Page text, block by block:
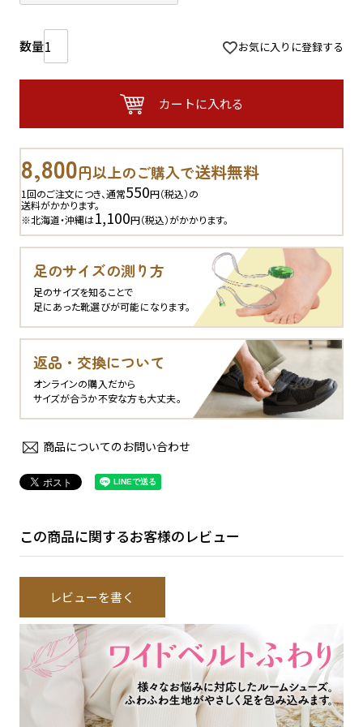
お気に入りに登録する
カートに入れる
8,800円以上のご購入で送料無料
1回のご注文につき、通常550円（税込）の
送料がかかります。
※北海道・沖縄は1,100円（税込）がかかります。
足のサイズの測り方
足のサイズを知ることで
足にあった靴選びが可能になります。
返品・交換について
オンラインの購入だから
サイズが合うか不安な方も大丈夫。
商品についてのお問い合わせ
この商品に関するお客様のレビュー
レビューを書く